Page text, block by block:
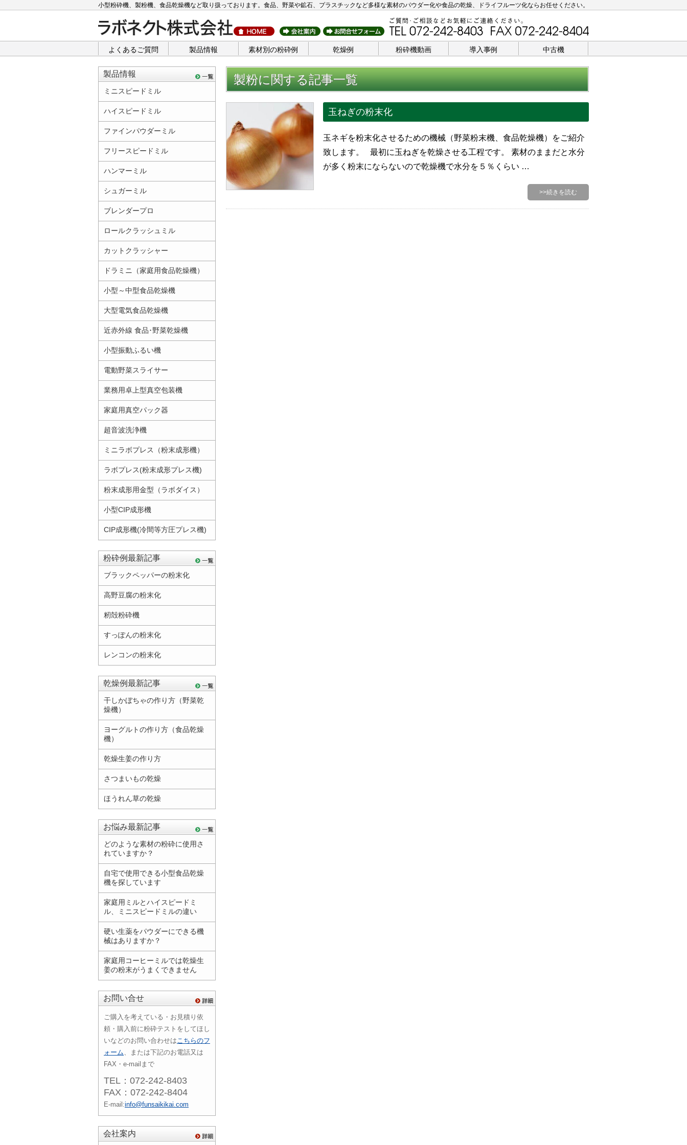
小型粉砕機、製粉機、食品乾燥機など取り扱っております。食品、野菜や鉱石、プラスチックなど多様な素材のパウダー化や食品の乾燥、ドライフルーツ化ならお任せください。
よくあるご質問 製品情報 素材別の粉砕例 乾燥例 粉砕機動画 導入事例 中古機
製粉に関する記事一覧
玉ねぎの粉末化
玉ネギを粉末化させるための機械（野菜粉末機、食品乾燥機）をご紹介
致します。 最初に玉ねぎを乾燥させる工程です。 素材のままだと水分
が多く粉末にならないので乾燥機で水分を５％くらい …
>>続きを読む
製品情報
ミニスピードミル
ハイスピードミル
ファインパウダーミル
フリースピードミル
ハンマーミル
シュガーミル
ブレンダープロ
ロールクラッシュミル
カットクラッシャー
ドラミニ（家庭用食品乾燥機）
小型～中型食品乾燥機
大型電気食品乾燥機
近赤外線 食品･野菜乾燥機
小型振動ふるい機
電動野菜スライサー
業務用卓上型真空包装機
家庭用真空パック器
超音波洗浄機
ミニラボプレス（粉末成形機）
ラボプレス(粉末成形プレス機)
粉末成形用金型（ラボダイス）
小型CIP成形機
CIP成形機(冷間等方圧プレス機)
粉砕例最新記事
ブラックペッパーの粉末化
高野豆腐の粉末化
籾殻粉砕機
すっぽんの粉末化
レンコンの粉末化
乾燥例最新記事
干しかぼちゃの作り方（野菜乾
燥機）
ヨーグルトの作り方（食品乾燥
機）
乾燥生姜の作り方
さつまいもの乾燥
ほうれん草の乾燥
お悩み最新記事
どのような素材の粉砕に使用さ
れていますか？
自宅で使用できる小型食品乾燥
機を探しています
家庭用ミルとハイスピードミ
ル、ミニスピードミルの違い
硬い生薬をパウダーにできる機
械はありますか？
家庭用コーヒーミルでは乾燥生
姜の粉末がうまくできません
お問い合せ
ご購入を考えている・お見積り依
頼・購入前に粉砕テストをしてほし
いなどのお問い合わせはこちらのフ
ォーム、または下記のお電話又は
FAX・e-mailまで
TEL：072-242-8403
FAX：072-242-8404
E-mail:info@funsaikikai.com
会社案内